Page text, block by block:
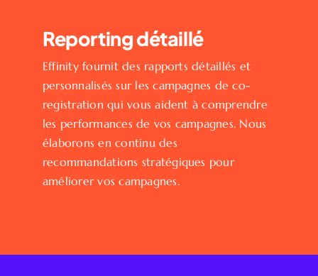
Reporting détaillé
Effinity fournit des rapports détaillés et
personnalisés sur les campagnes de co-
registration qui vous aident à comprendre
les performances de vos campagnes. Nous
élaborons en continu des
recommandations stratégiques pour
améliorer vos campagnes.